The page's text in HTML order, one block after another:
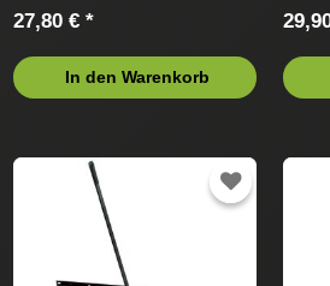
27,80 € *
In den Warenkorb